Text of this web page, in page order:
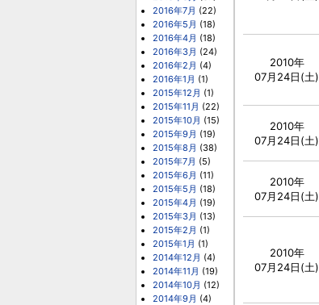
2016年7月 (22)
2016年5月 (18)
2016年4月 (18)
2016年3月 (24)
2016年2月 (4)
2016年1月 (1)
2015年12月 (1)
2015年11月 (22)
2015年10月 (15)
2015年9月 (19)
2015年8月 (38)
2015年7月 (5)
2015年6月 (11)
2015年5月 (18)
2015年4月 (19)
2015年3月 (13)
2015年2月 (1)
2015年1月 (1)
2014年12月 (4)
2014年11月 (19)
2014年10月 (12)
2014年9月 (4)
2010年
07月24日(土)
2010年
07月24日(土)
2010年
07月24日(土)
2010年
07月24日(土)